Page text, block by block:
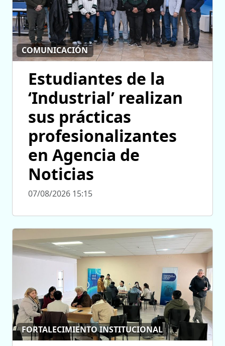
COMUNICACIÓN
Estudiantes de la
‘Industrial’ realizan
sus prácticas
profesionalizantes
en Agencia de
Noticias
07/08/2026 15:15
FORTALECIMIENTO INSTITUCIONAL